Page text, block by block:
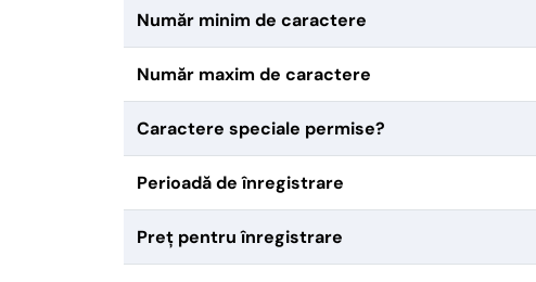
Număr minim de caractere
Număr maxim de caractere
Caractere speciale permise?
Perioadă de înregistrare
Preț pentru înregistrare